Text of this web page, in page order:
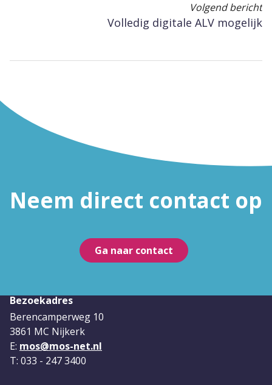
Volgend bericht
Volledig digitale ALV mogelijk
Neem direct contact op
Ga naar contact
Bezoekadres
Berencamperweg 10
3861 MC Nijkerk
E: mos@mos-net.nl
T: 033 - 247 3400